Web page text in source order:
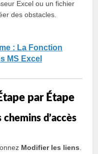
Excel ou un fichier
des obstacles.
: La Fonction
MS Excel
par Étape
d’accès
Modifier les liens